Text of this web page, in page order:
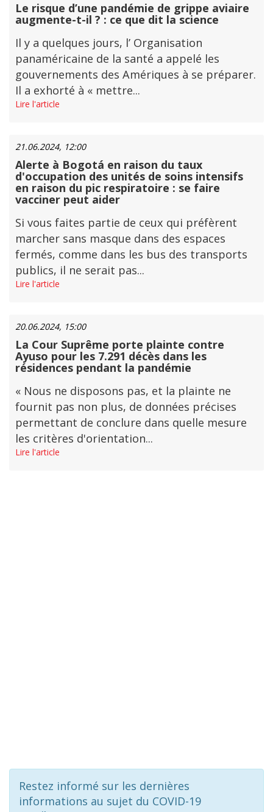
Le risque d’une pandémie de grippe aviaire
augmente-t-il ? : ce que dit la science
Il y a quelques jours, l’ Organisation
panaméricaine de la santé a appelé les
gouvernements des Amériques à se préparer.
Il a exhorté à « mettre...
Lire l'article
21.06.2024, 12:00
Alerte à Bogotá en raison du taux
d'occupation des unités de soins intensifs
en raison du pic respiratoire : se faire
vacciner peut aider
Si vous faites partie de ceux qui préfèrent
marcher sans masque dans des espaces
fermés, comme dans les bus des transports
publics, il ne serait pas...
Lire l'article
20.06.2024, 15:00
La Cour Suprême porte plainte contre
Ayuso pour les 7.291 décès dans les
résidences pendant la pandémie
« Nous ne disposons pas, et la plainte ne
fournit pas non plus, de données précises
permettant de conclure dans quelle mesure
les critères d'orientation...
Lire l'article
Restez informé sur les dernières
informations au sujet du COVID-19